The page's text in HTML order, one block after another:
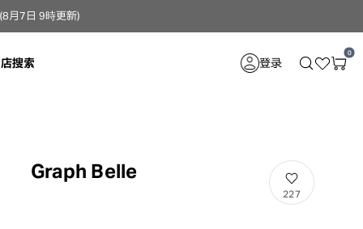
月7日 9時更新）
搜索 登录
0
Graph Belle
227